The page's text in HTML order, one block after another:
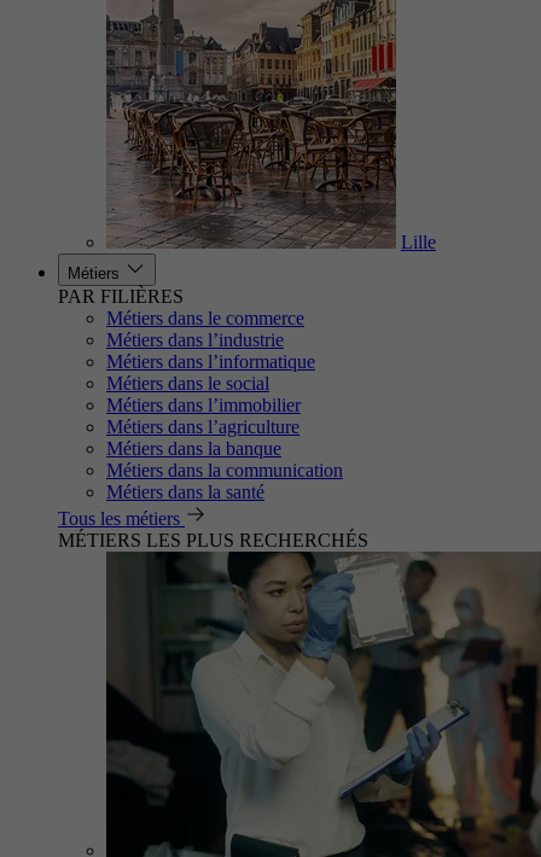
Lille
Métiers
PAR FILIÈRES
Métiers dans le commerce
Métiers dans l’industrie
Métiers dans l’informatique
Métiers dans le social
Métiers dans l’immobilier
Métiers dans l’agriculture
Métiers dans la banque
Métiers dans la communication
Métiers dans la santé
Tous les métiers
MÉTIERS LES PLUS RECHERCHÉS